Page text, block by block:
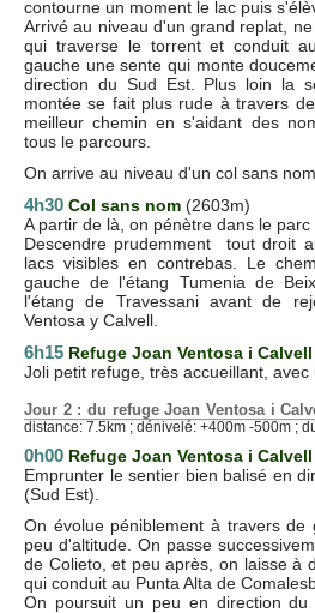
contourne un moment le lac puis
Arrivé au niveau d'un grand replat,
qui traverse le torrent et conduit
gauche une sente qui monte
direction du Sud Est. Plus loin la
montée se fait plus rude à travers
meilleur chemin en s'aidant des
tous le parcours.
On arrive au niveau d'un col sans
4h30 Col sans nom (2603m)
A partir de là, on pénètre dans le parc
Descendre prudemment tout droit
lacs visibles en contrebas. Le
gauche de l'étang Tumenia de
l'étang de Travessani avant de
Ventosa y Calvell.
6h15 Refuge Joan Ventosa i Calvell
Joli petit refuge, très accueillant, avec
Jour 2 : du refuge Joan Ventosa i
distance: 7.5km ; dénivelé: +400m -500m ;
0h00 Refuge Joan Ventosa i Calvell
Emprunter le sentier bien balisé en
(Sud Est).
On évolue péniblement à travers de
peu d'altitude. On passe
de Colieto, et peu après, on laisse à
qui conduit au Punta Alta de
On poursuit un peu en direction